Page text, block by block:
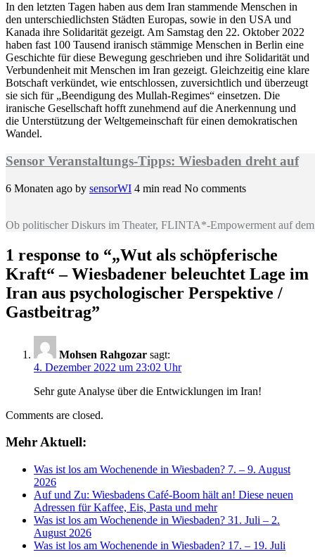
In den letzten Tagen haben aus dem Iran stammende Menschen in
den unterschiedlichsten Städten Europas, sowie in den USA und
Kanada ihre Solidarität gezeigt. Am Samstag den 22. Oktober 2022
haben fast 100 Tausend iranisch stämmige Menschen in Berlin eine
Geschichte für diese Bewegung geschrieben und ihre Solidarität und
Verbundenheit mit Menschen im Iran gezeigt. Gleichzeitig eine klare
Botschaft verkündet, wie entschlossen, zuversichtlich und überzeugt
sie sich für „Beendigung des Mullah-Regimes“ einsetzen. Die
iranische Gesellschaft hofft zunehmend auf die Anerkennung und
die Unterstützung der Weltgemeinschaft für einen demokratischen
Wandel.
Sensor Veranstaltungs-Tipps: Wiesbaden dreht auf
6 Monaten ago by sensorWI 4 min read No comments
Ob politischer Diskurs im Theater, FLINTA*-Empowerment auf
1 response to “„Wut als schöpferische
Kraft“ – Wiesbadener beleuchtet Lage im
Iran aus psychologischer Perspektive /
Gastbeitrag”
Mohsen Rahgozar sagt:
4. Dezember 2022 um 23:02 Uhr
Sehr gute Analyse über die Entwicklungen im Iran!
Comments are closed.
Mehr Aktuell:
Was ist los am Wochenende in Wiesbaden? 7. – 9. August
2026
Auf und Zu: Wiesbadens Café-Boom hält an! Diese neuen
Adressen für Kaffee, Eis, Pasta und mehr
Was ist los am Wochenende in Wiesbaden? 31. Juli – 2.
August 2026
Was ist los am Wochenende in Wiesbaden? 17. – 19. Juli